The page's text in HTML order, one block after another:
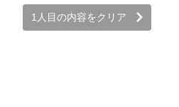
1人目の内容をクリア